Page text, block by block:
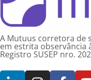
A Mutuus corretora de
em estrita observância
Registro SUSEP nro.